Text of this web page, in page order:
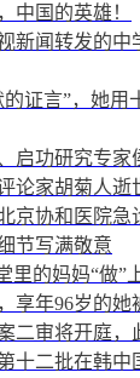
中国的英雄！
新闻转发的中
证言”，她用
启功研究专家
论家胡菊人逝
京协和医院急
节写满敬意
里的妈妈“做”
享年96岁的她
二审将开庭，
二批在韩中